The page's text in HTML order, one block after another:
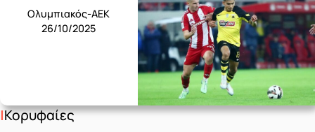
Ολυμπιακός-ΑΕΚ
26/10/2025
Κορυφαίες